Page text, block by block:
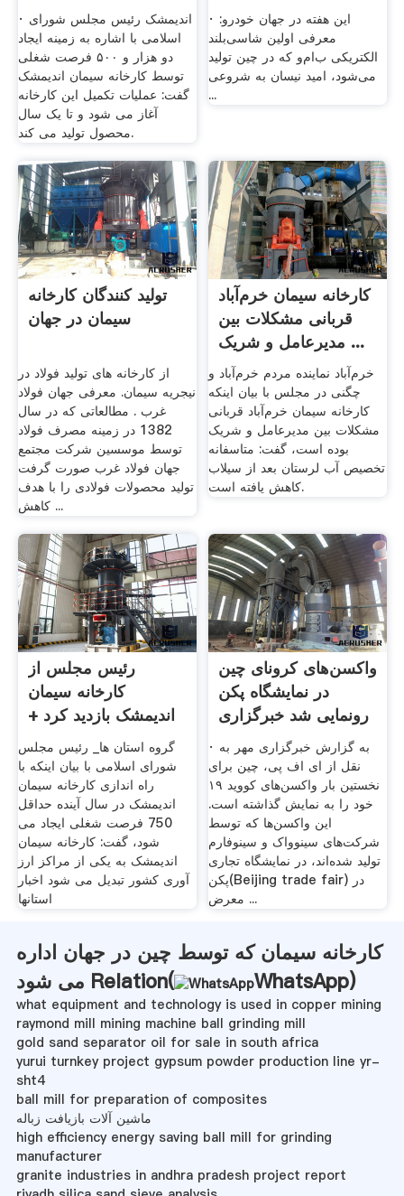
· اندیمشک رئیس مجلس شورای
اسلامی با اشاره به زمینه ایجاد
دو هزار و ۵۰۰ فرصت شغلی
توسط کارخانه سیمان اندیمشک
گفت: عملیات تکمیل این کارخانه
آغاز می شود و تا یک سال
محصول تولید می ‌کند.
· این هفته در جهان خودرو:
معرفی اولین شاسی‌بلند
الکتریکی ب‌ام‌و که در چین تولید
می‌شود، امید نیسان به شروعی
...
تولید کنندگان کارخانه
سیمان در جهان
از کارخانه های تولید فولاد در
نیجریه سیمان. معرفی جهان فولاد
غرب . مطالعاتی که در سال
1382 در زمینه مصرف فولاد
توسط موسسین شرکت مجتمع
جهان فولاد غرب صورت گرفت
تولید محصولات فولادی را با هدف
کاهش ...
کارخانه سیمان خرم‌آباد
قربانی مشکلات بین
مدیرعامل و شریک ...
خرم‌آباد نماینده مردم خرم‌آباد و
چگنی در مجلس با بیان اینکه
کارخانه سیمان خرم‌آباد قربانی
مشکلات بین مدیرعامل و شریک
بوده است، گفت: متاسفانه
تخصیص آب لرستان بعد از سیلاب
کاهش یافته است.
رئیس مجلس از
کارخانه سیمان
اندیمشک بازدید کرد +
تصاویر تسنیم
گروه استان ها_ رئیس مجلس
شورای اسلامی با بیان اینکه با
راه اندازی کارخانه سیمان
اندیمشک در سال آینده حداقل
750 فرصت شغلی ایجاد می
شود، گفت: کارخانه سیمان
اندیمشک به یکی از مراکز ارز
آوری کشور تبدیل می شود اخبار
استانها
واکسن‌های کرونای چین
در نمایشگاه پکن
رونمایی شد خبرگزاری
· به گزارش خبرگزاری مهر به
نقل از ای اف پی، چین برای
نخستین بار واکسن‌های کووید ۱۹
خود را به نمایش گذاشته است.
این واکسن‌ها که توسط
شرکت‌های سینوواک و سینوفارم
تولید شده‌اند، در نمایشگاه تجاری
پکن(Beijing trade fair) در
معرض ...
کارخانه سیمان که توسط چین در جهان اداره
می شود Relation(
WhatsApp)
what equipment and technology is used in copper mining
raymond mill mining machine ball grinding mill
gold sand separator oil for sale in south africa
yurui turnkey project gypsum powder production line yr-
sht4
ball mill for preparation of composites
ماشین آلات بازیافت زباله
high efficiency energy saving ball mill for grinding
manufacturer
granite industries in andhra pradesh project report